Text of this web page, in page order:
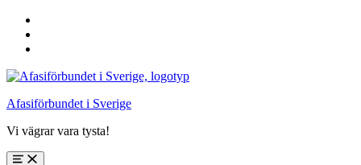
sidfoten
Afasiförbundet i Sverige
Vi vägrar vara tysta!